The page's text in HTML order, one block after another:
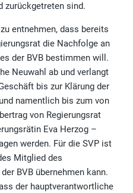
zurückgetreten sind.
entnehmen, dass bereits
die Nachfolge an
der BVB bestimmen will.
Neuwahl ab und verlangt
bis zur Klärung der
namentlich bis zum von
von Regierungsrat
Eva Herzog –
werden. Für die SVP ist
Mitglied des
BVB übernehmen kann.
der hauptverantwortliche